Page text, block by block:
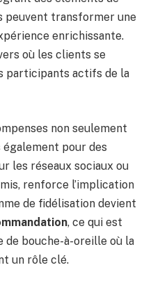
peuvent transformer une
enrichissante.
où les clients se
participants actifs de la
non seulement
également pour des
les réseaux sociaux ou
renforce l’implication
de fidélisation devient
, ce qui est
de bouche-à-oreille où la
un rôle clé.